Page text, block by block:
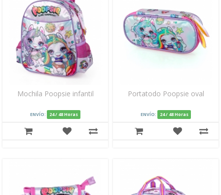
Mochila Poopsie infantil
ENVÍO: 24 / 48 Horas
Portatodo Poopsie oval
ENVÍO: 24 / 48 Horas